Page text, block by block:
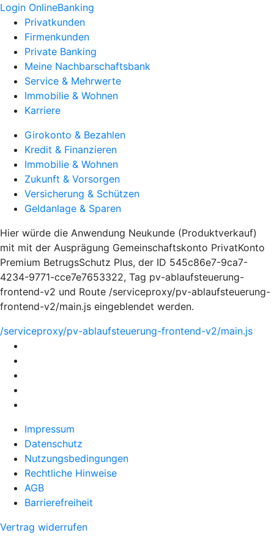
Login OnlineBanking
Privatkunden
Firmenkunden
Private Banking
Meine Nachbarschaftsbank
Service & Mehrwerte
Immobilie & Wohnen
Karriere
Girokonto & Bezahlen
Kredit & Finanzieren
Immobilie & Wohnen
Zukunft & Vorsorgen
Versicherung & Schützen
Geldanlage & Sparen
Hier würde die Anwendung Neukunde (Produktverkauf)
mit mit der Ausprägung Gemeinschaftskonto PrivatKonto
Premium BetrugsSchutz Plus, der ID 545c86e7-9ca7-
4234-9771-cce7e7653322, Tag pv-ablaufsteuerung-
frontend-v2 und Route /serviceproxy/pv-ablaufsteuerung-
frontend-v2/main.js eingeblendet werden.
/serviceproxy/pv-ablaufsteuerung-frontend-v2/main.js
Impressum
Datenschutz
Nutzungsbedingungen
Rechtliche Hinweise
AGB
Barrierefreiheit
Vertrag widerrufen